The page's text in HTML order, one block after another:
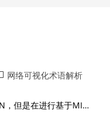
网络可视化术语解析
，但是在进行基于MI…